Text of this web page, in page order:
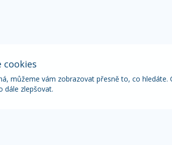
cookies
můžeme vám zobrazovat přesně to, co hledáte.
dále zlepšovat.